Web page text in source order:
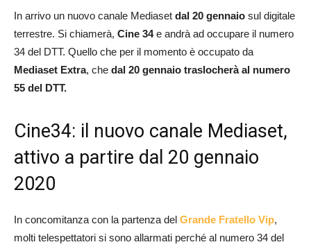
In arrivo un nuovo canale Mediaset dal 20 gennaio sul digitale
terrestre. Si chiamerà, Cine 34e andrà ad occupare il numero
34 del DTT. Quello che per il momento è occupato da
Mediaset Extra, che dal 20 gennaio traslocherà al numero
55 del DTT.
Cine34: il nuovo canale Mediaset,
attivo a partire dal 20 gennaio
2020
In concomitanza con la partenza del Grande Fratello Vip,
molti telespettatori si sono allarmati perché al numero 34 del